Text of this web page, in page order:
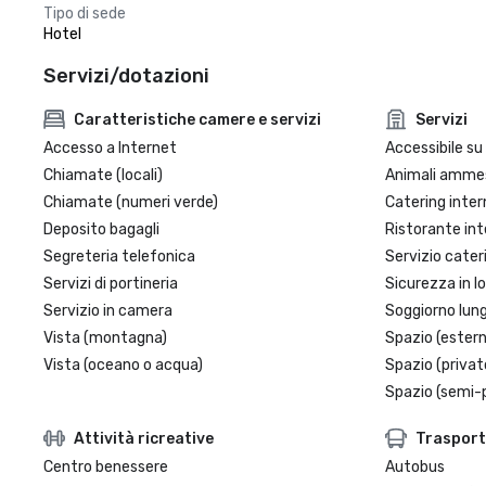
Tipo di sede
Hotel
Servizi/dotazioni
Caratteristiche camere e servizi
Accesso a Internet
Chiamate (locali)
Chiamate (numeri verde)
Deposito bagagli
Segreteria telefonica
Servizi di portineria
Servizio in camera
Vista (montagna)
Vista (oceano o acqua)
Servizi
Accessibile
Animali
Catering
Ristorante
Servizio
Sicurezza in
Soggiorno
Spazio
Spazio
Spazio
Attività ricreative
Centro benessere
Autobus